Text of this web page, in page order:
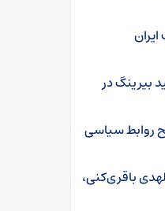
بیرینگ در
روابط سیاسی
باقری‌کنی،